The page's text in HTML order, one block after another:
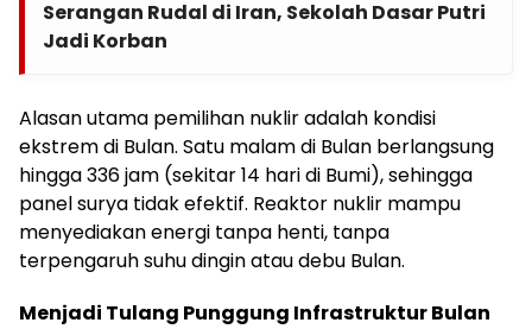
Serangan Rudal di Iran, Sekolah Dasar Putri
Jadi Korban
Alasan utama pemilihan nuklir adalah kondisi
ekstrem di Bulan. Satu malam di Bulan berlangsung
hingga 336 jam (sekitar 14 hari di Bumi), sehingga
panel surya tidak efektif. Reaktor nuklir mampu
menyediakan energi tanpa henti, tanpa
terpengaruh suhu dingin atau debu Bulan.
Menjadi Tulang Punggung Infrastruktur Bulan